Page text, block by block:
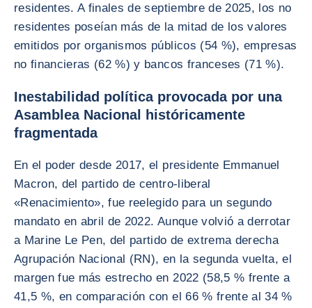
residentes. A finales de septiembre de 2025, los no
residentes poseían más de la mitad de los valores
emitidos por organismos públicos (54 %), empresas
no financieras (62 %) y bancos franceses (71 %).
Inestabilidad política provocada por una
Asamblea Nacional históricamente
fragmentada
En el poder desde 2017, el presidente Emmanuel
Macron, del partido de centro-liberal
«Renacimiento», fue reelegido para un segundo
mandato en abril de 2022. Aunque volvió a derrotar
a Marine Le Pen, del partido de extrema derecha
Agrupación Nacional (RN), en la segunda vuelta, el
margen fue más estrecho en 2022 (58,5 % frente a
41,5 %, en comparación con el 66 % frente al 34 %